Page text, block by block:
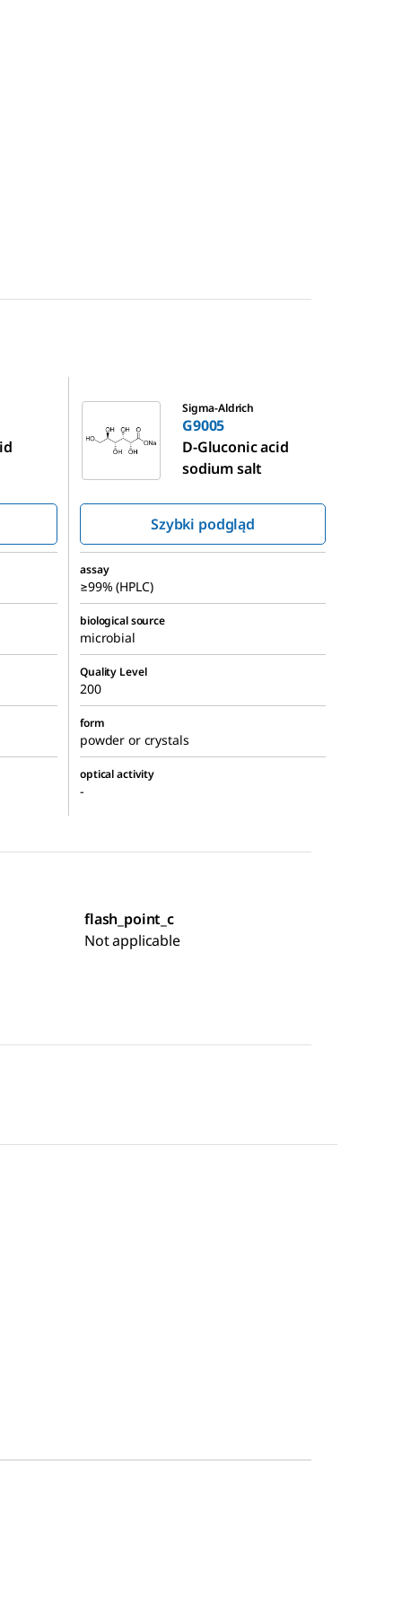
Sigma-Aldrich
G9005
D-Gluconic acid
sodium salt
Szybki podgląd
assay
≥99% (HPLC)
biological source
microbial
Quality Level
200
form
powder or crystals
optical activity
-
flash_point_c
Not applicable